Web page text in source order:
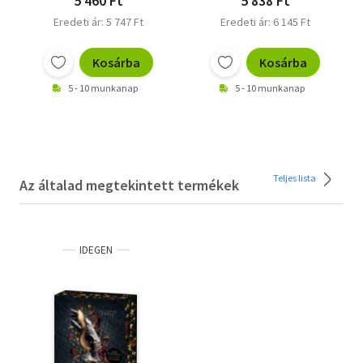
Eredeti ár: 5 747 Ft
Kosárba
5 - 10 munkanap
Eredeti ár: 6 145 Ft
Kosárba
5 - 10 munkanap
Az általad megtekintett termékek Teljes lista
IDEGEN